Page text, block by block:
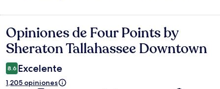
Opiniones
Opiniones de Four Points by
Sheraton Tallahassee Downtown
8.6 Excelente
1,205 opiniones